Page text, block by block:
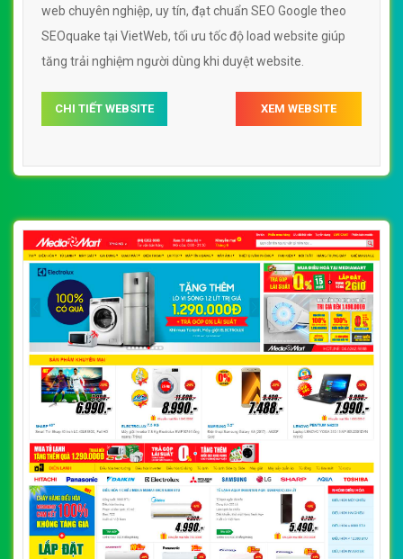
web chuyên nghiệp, uy tín, đạt chuẩn SEO Google theo
SEOquake tại VietWeb, tối ưu tốc độ load website giúp
tăng trải nghiệm người dùng khi duyệt website.
CHI TIẾT WEBSITE XEM WEBSITE